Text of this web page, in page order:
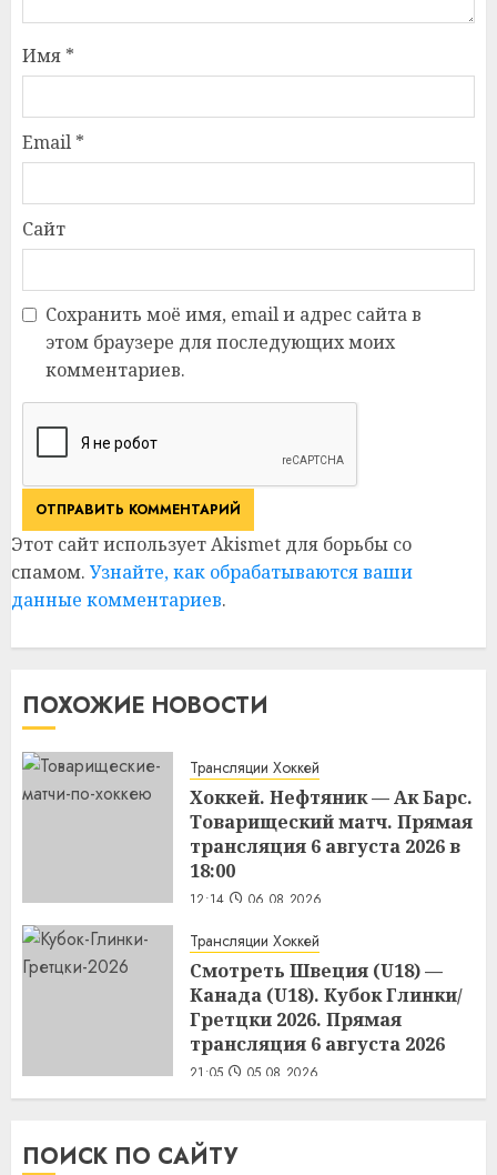
Имя *
Email *
Сайт
Сохранить моё имя, email и адрес сайта в
этом браузере для последующих моих
комментариев.
Этот сайт использует Akismet для борьбы со
спамом. Узнайте, как обрабатываются ваши
данные комментариев.
ПОХОЖИЕ НОВОСТИ
Трансляции Хоккей
Хоккей. Нефтяник — Ак Барс.
Товарищеский матч. Прямая
трансляция 6 августа 2026 в
18:00
12:14 06.08.2026
Трансляции Хоккей
Смотреть Швеция (U18) —
Канада (U18). Кубок Глинки/
Гретцки 2026. Прямая
трансляция 6 августа 2026
21:05 05.08.2026
ПОИСК ПО САЙТУ